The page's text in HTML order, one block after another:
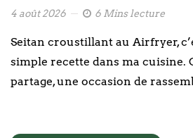
4 août 2026 6 Mins lecture
Seitan croustillant au Airfryer,
simple recette dans ma cuisine.
partage, une occasion de